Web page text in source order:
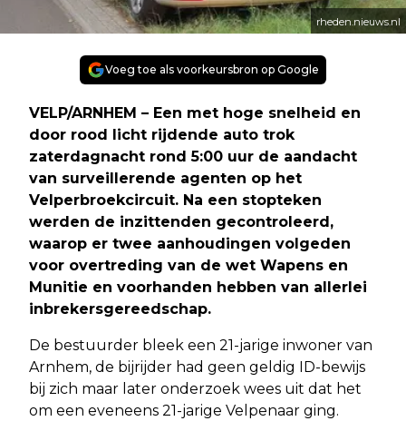
rheden.nieuws.nl
Voeg toe als voorkeursbron op Google
VELP/ARNHEM – Een met hoge snelheid en
door rood licht rijdende auto trok
zaterdagnacht rond 5:00 uur de aandacht
van surveillerende agenten op het
Velperbroekcircuit. Na een stopteken
werden de inzittenden gecontroleerd,
waarop er twee aanhoudingen volgeden
voor overtreding van de wet Wapens en
Munitie en voorhanden hebben van allerlei
inbrekersgereedschap.
De bestuurder bleek een 21-jarige inwoner van
Arnhem, de bijrijder had geen geldig ID-bewijs
bij zich maar later onderzoek wees uit dat het
om een eveneens 21-jarige Velpenaar ging.